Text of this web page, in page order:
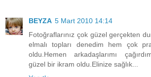
BEYZA 5 Mart 2010 14:14
Fotoğraflarınız çok güzel gerçekten
elmalı topları denedim hem çok
oldu.Hemen arkadaşlarımı
güzel bir ikram oldu.Elinize sağlık...